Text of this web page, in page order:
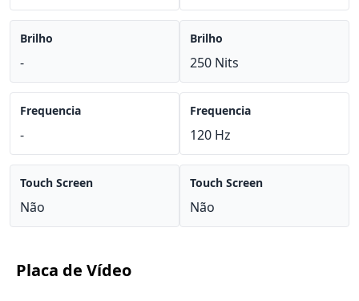
Brilho
-
Frequencia
-
Touch Screen
Não
Brilho
250 Nits
Frequencia
120 Hz
Touch Screen
Não
Placa de Vídeo